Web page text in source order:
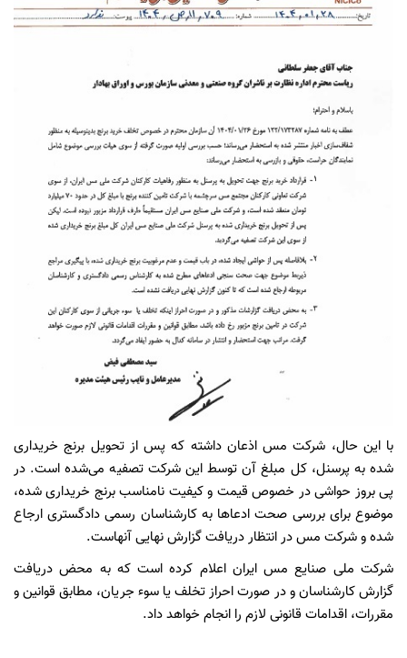
با این حال، شرکت مس اذعان داشته که پس از تحویل برنج خریداری
شده به پرسنل، کل مبلغ آن توسط این شرکت تصفیه می‌شده است. در
پی بروز حواشی در خصوص قیمت و کیفیت نامناسب برنج خریداری شده،
موضوع برای بررسی صحت ادعاها به کارشناسان رسمی دادگستری ارجاع
شده و شرکت مس در انتظار دریافت گزارش نهایی آنهاست.
شرکت ملی صنایع مس ایران اعلام کرده است که به محض دریافت
گزارش کارشناسان و در صورت احراز تخلف یا سوء جریان، مطابق قوانین و
مقررات، اقدامات قانونی لازم را انجام خواهد داد.